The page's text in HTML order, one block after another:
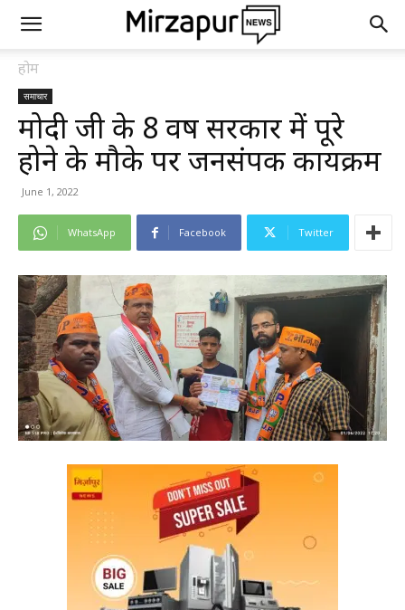
होम
समाचार
मोदी जी के 8 वर्ष सरकार में पूरे
होने के मौके पर जनसंपर्क कार्यक्रम
June 1, 2022
WhatsApp Facebook Twitter